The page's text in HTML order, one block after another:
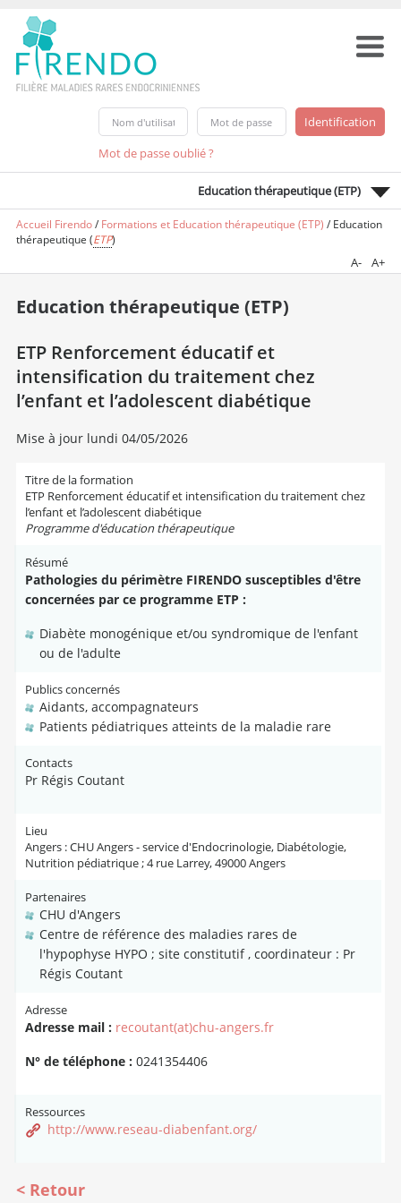
Mot de passe oublié ?
Education thérapeutique (ETP)
Accueil Firendo/Formations et Education thérapeutique (ETP) /Education
thérapeutique (ETP)
A- A+
Education thérapeutique (ETP)
ETP Renforcement éducatif et
intensification du traitement chez
l’enfant et l’adolescent diabétique
Mise à jour lundi 04/05/2026
Titre de la formation
ETP Renforcement éducatif et intensification du traitement chez
l’enfant et l’adolescent diabétique
Programme d'éducation thérapeutique
Résumé
Pathologies du périmètre FIRENDO susceptibles d'être
concernées par ce programme ETP :
Diabète monogénique et/ou syndromique de l'enfant
ou de l'adulte
Publics concernés
Aidants, accompagnateurs
Patients pédiatriques atteints de la maladie rare
Contacts
Pr Régis Coutant
Lieu
Angers : CHU Angers - service d'Endocrinologie, Diabétologie,
Nutrition pédiatrique ; 4 rue Larrey, 49000 Angers
Partenaires
CHU d'Angers
Centre de référence des maladies rares de
l'hypophyse HYPO ; site constitutif , coordinateur : Pr
Régis Coutant
Adresse
Adresse mail : recoutant(at)chu-angers.fr
N° de téléphone : 0241354406
Ressources
http://www.reseau-diabenfant.org/
Retour